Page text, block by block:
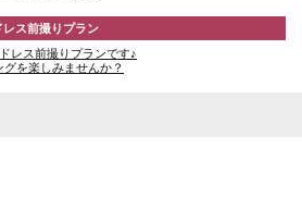
レス前撮りプラン
レス前撮りプランです♪
を楽しみませんか？